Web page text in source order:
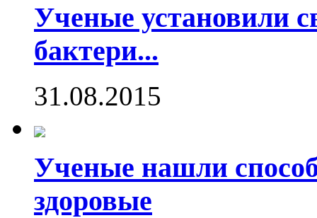
Ученые установили
бактери...
31.08.2015
Ученые нашли
здоровые